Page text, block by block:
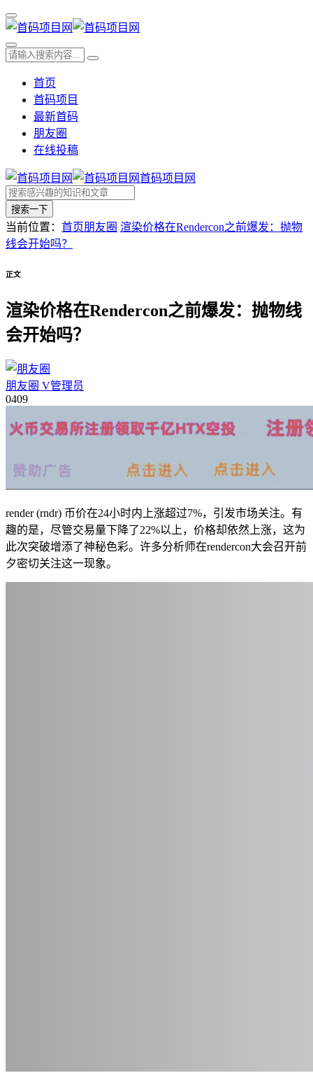
首页
首码项目
最新首码
朋友圈
在线投稿
首码项目网
搜索一下
当前位置： 首页朋友圈 渲染价格在Rendercon之前爆发：抛物
线会开始吗？
正文
渲染价格在Rendercon之前爆发：抛物线
会开始吗？
朋友圈 V管理员
0409
render (rndr) 币价在24小时内上涨超过7%，引发市场关注。有
趣的是，尽管交易量下降了22%以上，价格却依然上涨，这为
此次突破增添了神秘色彩。许多分析师在rendercon大会召开前
夕密切关注这一现象。